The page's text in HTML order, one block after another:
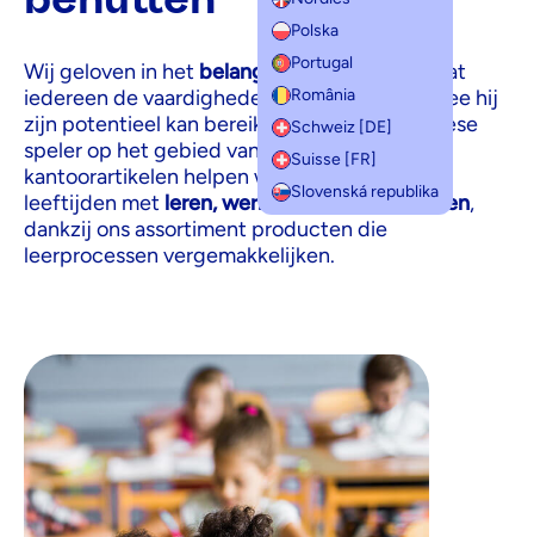
Polska
Portugal
România
Schweiz [DE]
Suisse [FR]
Slovenská republika
Wij geloven in het belang van onderwijs
, zodat
iedereen de vaardigheden ontwikkelt waarmee hij
zijn potentieel kan bereiken. Als grote Europese
speler op het gebied van kantoorartikelen en
kantoorartikelen helpen wij mensen van alle
leeftijden met leren, werken, slagen en groeien,
dankzij ons assortiment producten die
leerprocessen vergemakkelijken.